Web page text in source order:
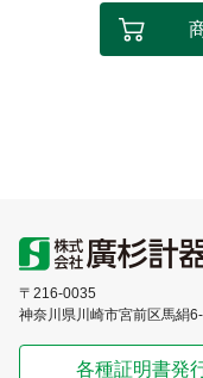
〒216-0035
神奈川県川崎市宮前区馬絹
各種証明書発